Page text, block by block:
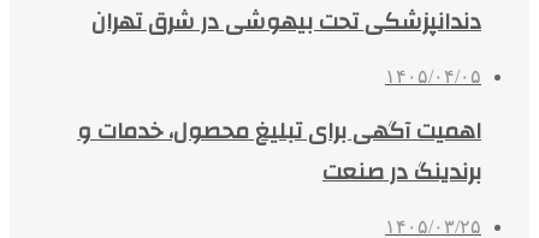
دندانپزشکی تحت بیهوشی در شرق تهران
۱۴۰۵/۰۴/۰۵
اهمیت آگهی برای تبلیغ محصول، خدمات و
برندینگ در صنعت
۱۴۰۵/۰۳/۲۵